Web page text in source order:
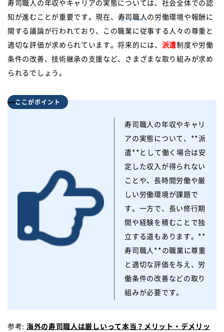
寿司職人の年収やキャリアの実態については、社会全体での認
知が進むことが重要です。現在、 寿司職人の労働環境や報酬に
関する議論が行われており、この職業に従事する人々の尊重と
適切な評価が求められています。将来的には、 派遣制度や労働
条件の改善、技術継承の支援など、さまざまな取り組みが求め
られるでしょう。
ここがポイント
寿司職人の年収やキャリ
アの実態について、**派
遣**として働く場合は安
定した収入が得られない
ことや、長時間労働や厳
しい労働環境が課題で
す。一方で、長い修行期
間や経験を積むことで独
立する道もあります。**
寿司職人**の職業に尊重
と適切な評価を与え、労
働条件の改善などの取り
組みが必要です。
参考: 海外の寿司職人は厳しいって本当？メリット・デメリッ